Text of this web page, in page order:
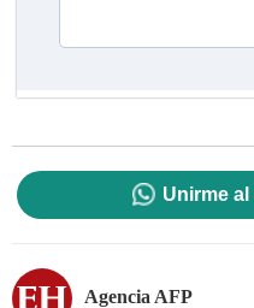
Unirme
Agencia AFP